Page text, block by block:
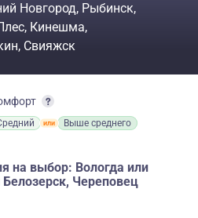
Новгород Рыбинск
Кинешма
Свияжск
Выше среднего
на выбор: Вологда или
Череповец